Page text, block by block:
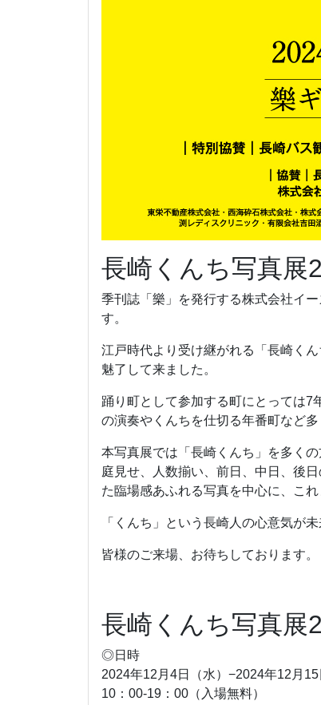
長崎くんち写真展
季刊誌「樂」を発行する株式会社イ
す。
江戸時代より受け継がれる「長崎く
魅了して来ました。
踊り町として参加する町にとっては7
の演奏やくんちを仕切る年番町など
本写真展では「長崎くんち」を多く
庭見せ、人数揃い、前日、中日、後
た臨場感あふれる写真を中心に、こ
「くんち」という長崎人の心意気が
皆様のご来場、お待ちしております。
長崎くんち写真展
◎日時
2024年12月4日（水）−2024年12月15
10：00-19：00（入場無料）